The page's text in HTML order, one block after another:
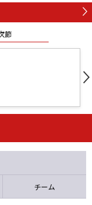
節
石人の星
チーム